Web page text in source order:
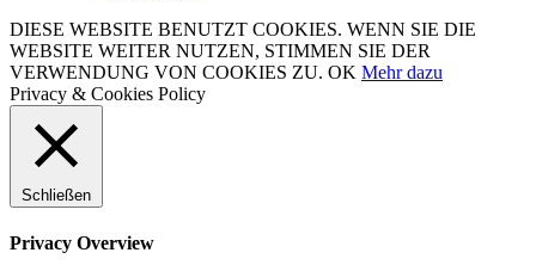
DIESE WEBSITE BENUTZT COOKIES. WENN SIE DIE
WEBSITE WEITER NUTZEN, STIMMEN SIE DER
VERWENDUNG VON COOKIES ZU. OK Mehr dazu
Privacy & Cookies Policy
Schließen
Privacy Overview